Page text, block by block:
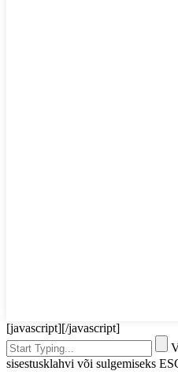
[javascript] [/javascript]
sisestusklahvi või sulgemiseks